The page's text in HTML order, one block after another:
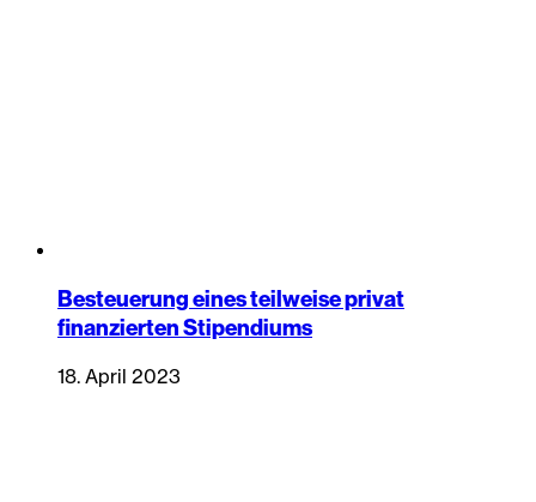
Besteuerung eines teilweise privat
finanzierten Stipendiums
18. April 2023